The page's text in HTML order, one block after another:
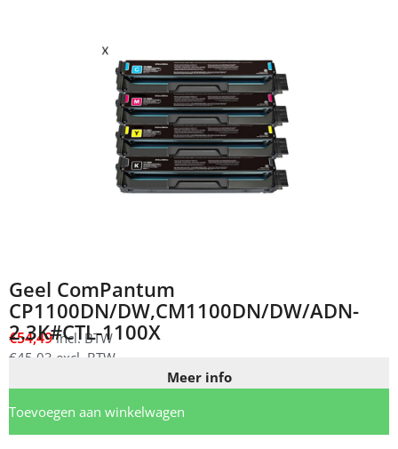
Geel ComPantum
CP1100DN/DW,CM1100DN/DW/ADN-
2.3K#CTL-1100X
€54,49incl. BTW
€45,03 excl. BTW
Meer info
Toevoegen aan winkelwagen